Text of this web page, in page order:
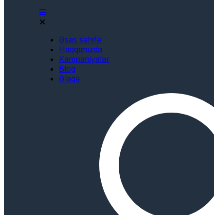
Əsas səhifə
Haqqımızda
Kampaniyalar
Blog
Əlaqə